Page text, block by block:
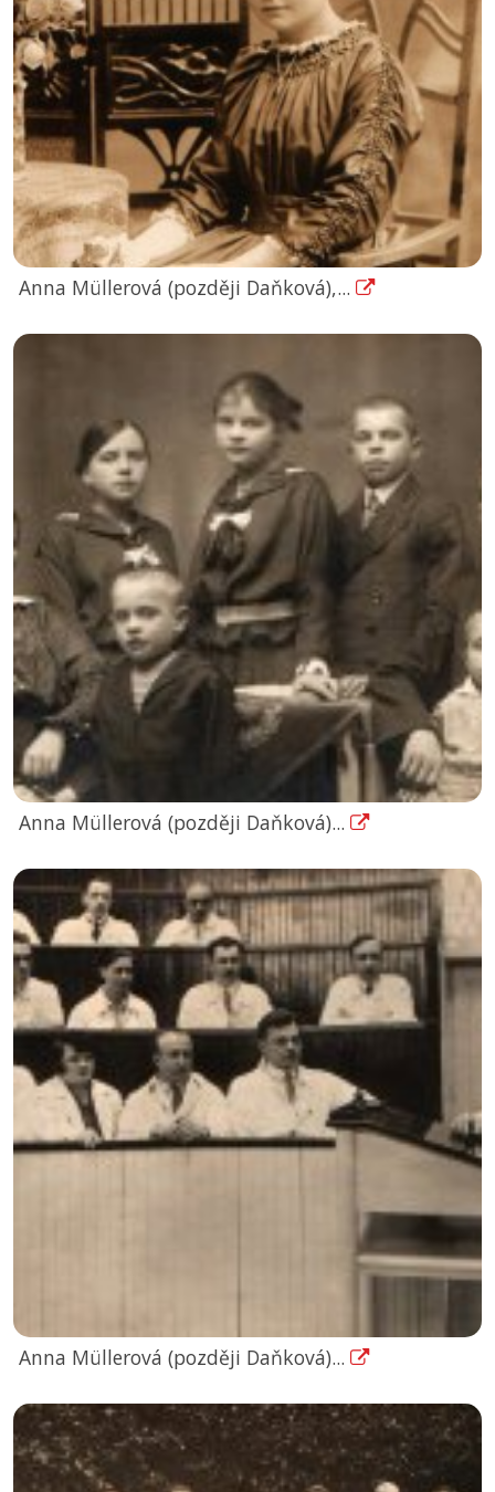
Anna Müllerová (později Daňková),...
Anna Müllerová (později Daňková)...
Anna Müllerová (později Daňková)...